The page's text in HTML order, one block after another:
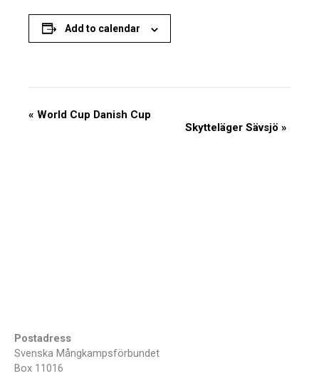
Add to calendar
Event
« World Cup Danish Cup
Skytteläger Sävsjö »
Postadress
Svenska Mångkampsförbundet
Box 11016